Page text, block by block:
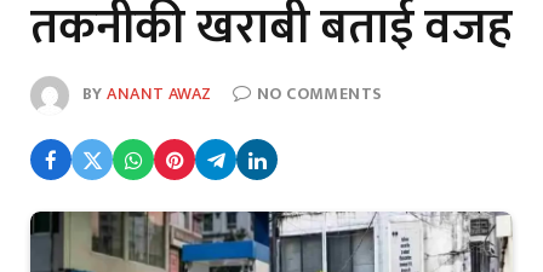
तकनीकी खराबी बताई वजह
BYANANT AWAZ NO COMMENTS